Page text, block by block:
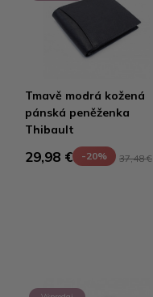
Tmavě modrá kožená
pánská peněženka
Thibault
29,98 € -20% 37,48 €